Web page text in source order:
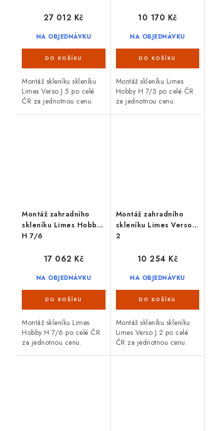
NA OBJEDNÁVKU
27 012 Kč
Montáž skleníku skleníku
Limes Verso J 5 po celé
ČR za jednotnou cenu.
NA OBJEDNÁVKU
10 170 Kč
Montáž skleníku Limes
Hobby H 7/3 po celé ČR
za jednotnou cenu.
Montáž zahradního
skleníku Limes Hobby
H 7/6
NA OBJEDNÁVKU
17 062 Kč
Montáž skleníku Limes
Hobby H 7/6 po celé ČR
za jednotnou cenu.
Montáž zahradního
skleníku Limes Verso J
2
NA OBJEDNÁVKU
10 254 Kč
Montáž skleníku skleníku
Limes Verso J 2 po celé
ČR za jednotnou cenu.